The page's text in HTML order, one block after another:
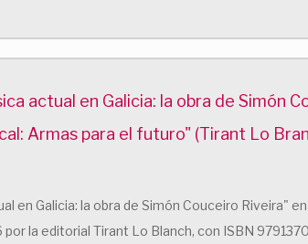
actual en Galicia: la obra de Simón
Armas para el futuro" (Tirant Lo
en Galicia: la obra de Simón Couceiro Riveira"
la editorial Tirant Lo Blanch, con ISBN